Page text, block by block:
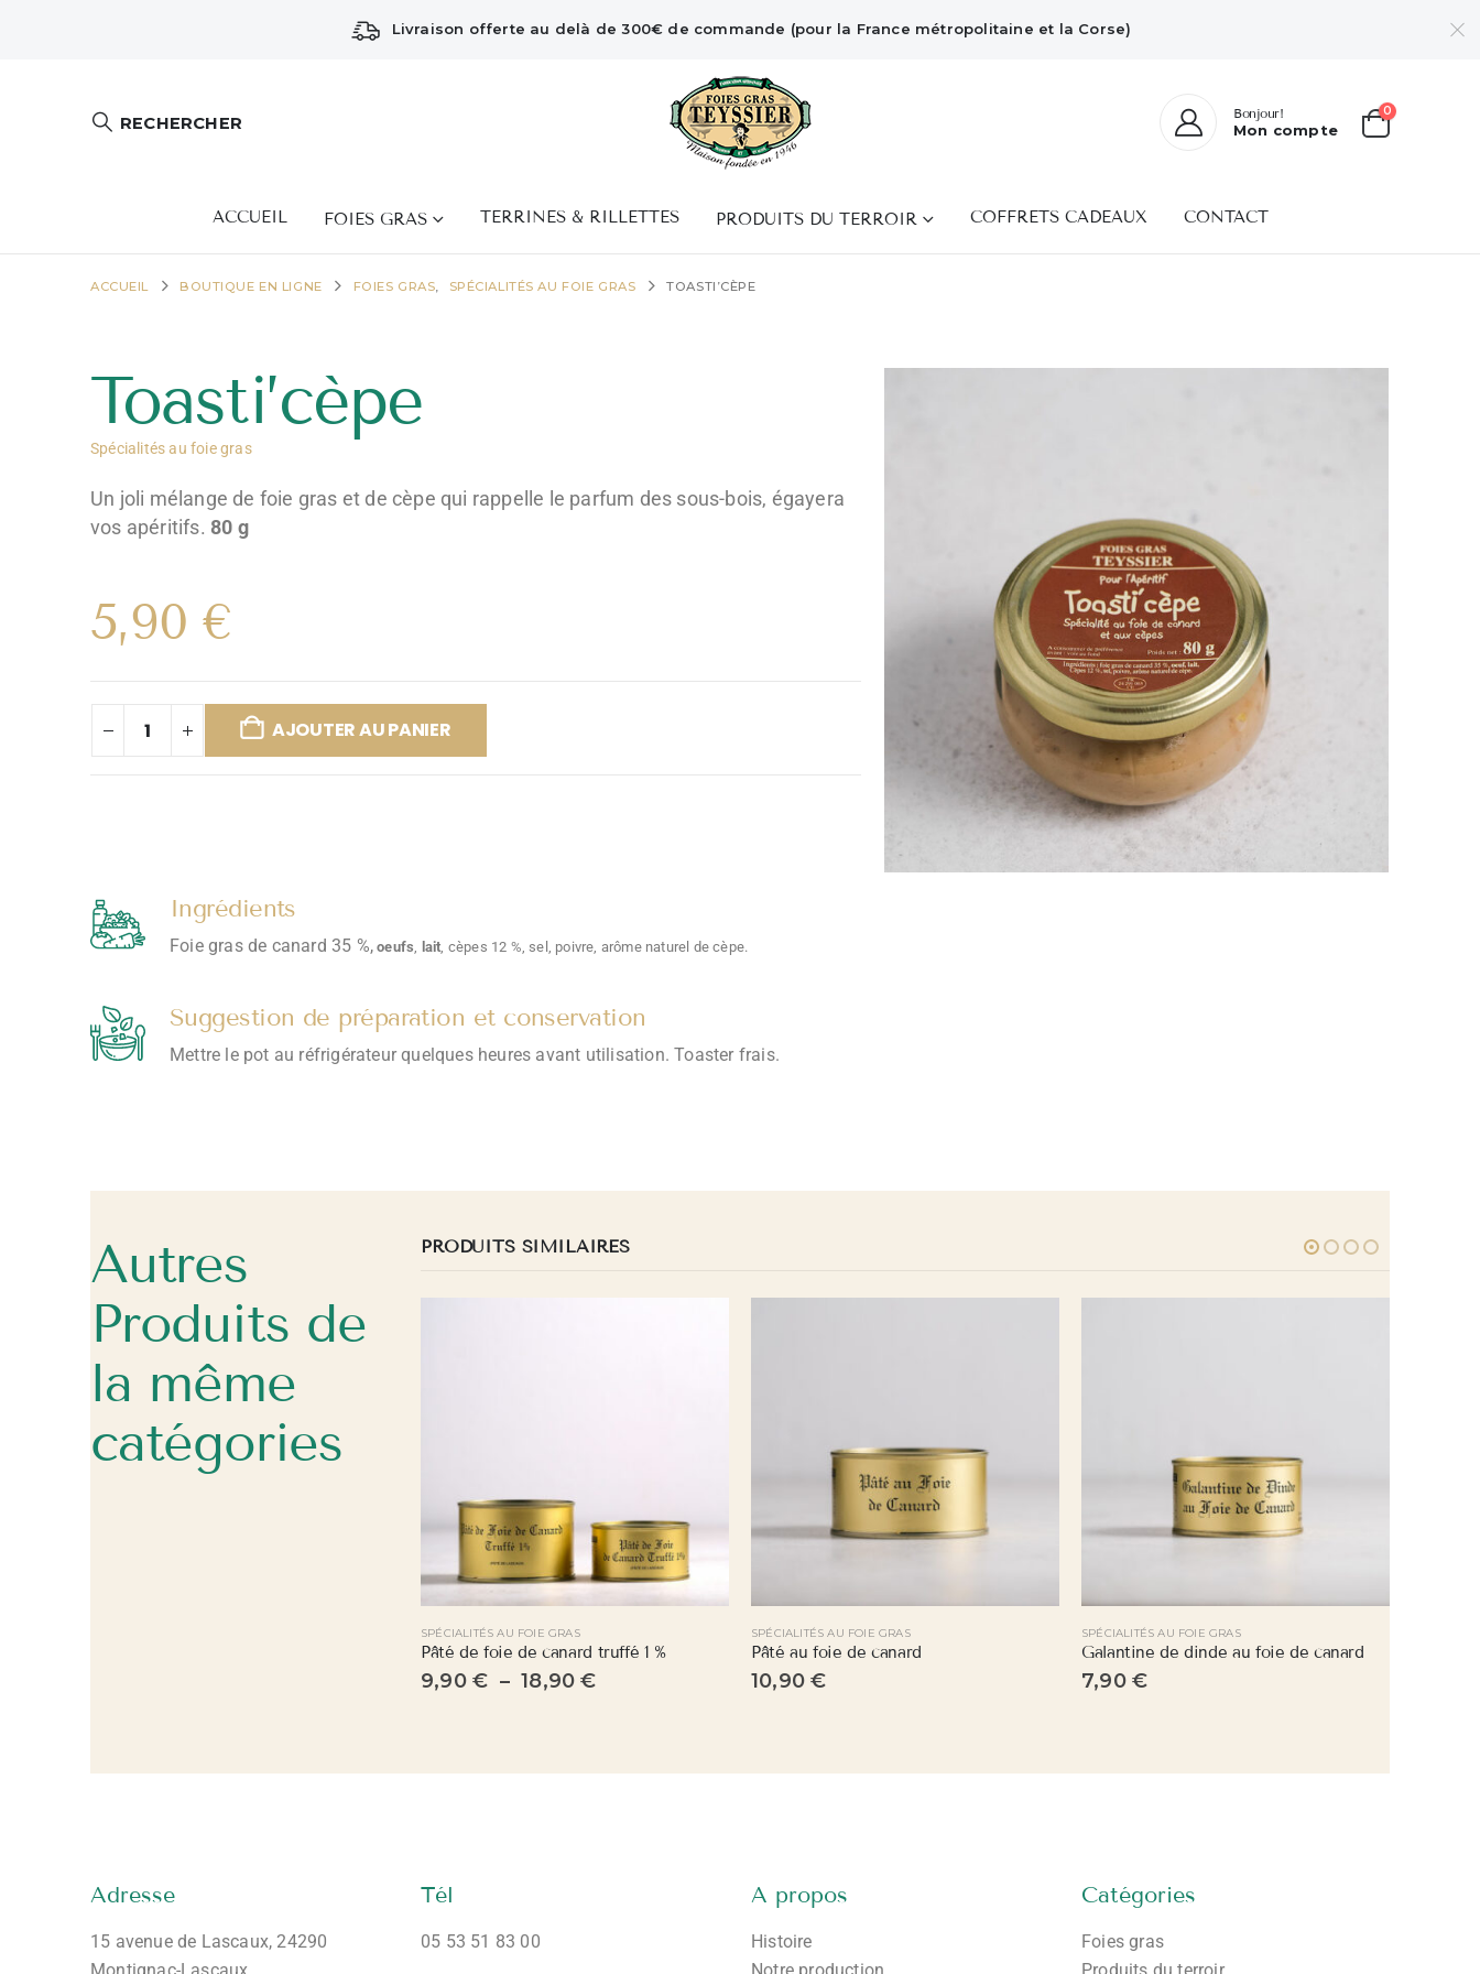
Livraison offerte au delà de 300€ de commande (pour la France métropolitaine et la Corse)
RECHERCHER
Bonjour!
Mon compte
0
ACCUEIL FOIES GRAS TERRINES & RILLETTES PRODUITS DU TERROIR COFFRETS CADEAUX CONTACT
ACCUEIL BOUTIQUE EN LIGNE FOIES GRAS, SPÉCIALITÉS AU FOIE GRAS TOASTI’CÈPE
Toasti’cèpe
Spécialités au foie gras
Un joli mélange de foie gras et de cèpe qui rappelle le parfum des sous-bois, égayera
vos apéritifs. 80 g
5,90€
AJOUTER AU PANIER
Ingrédients
Foie gras de canard 35 %, oeufs, lait, cèpes 12 %, sel, poivre, arôme naturel de cèpe.
Suggestion de préparation et conservation
Mettre le pot au réfrigérateur quelques heures avant utilisation. Toaster frais.
Autres
Produits de
la même
catégories
PRODUITS SIMILAIRES
SPÉCIALITÉS AU FOIE GRAS
Pâté de foie de canard truffé 1 %
9,90 € – 18,90€
SPÉCIALITÉS AU FOIE GRAS
Pâté au foie de canard
10,90€
SPÉCIALITÉS AU FOIE GRAS
Galantine de dinde au foie de canard
7,90 €
Adresse
15 avenue de Lascaux, 24290
Tél
05 53 51 83 00
A propos
Histoire
Catégories
Foies gras